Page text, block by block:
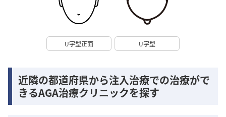
U字型正面 U字型
近隣の都道府県から注入治療での治療がで
きるAGA治療クリニックを探す